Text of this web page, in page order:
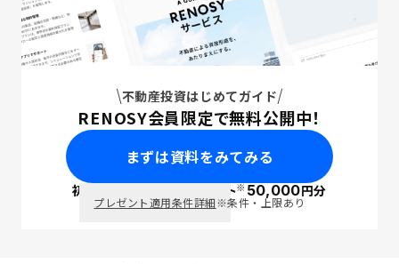
不動産投資はじめてガイド
RENOSY会員限定で無料公開中！
まずは資料をみてみる
初回面談で ポイント※50,000円分
プレゼント適用条件詳細※条件・上限あり